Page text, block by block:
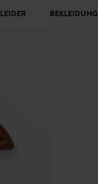
KLEIDER BEKLEIDUNG